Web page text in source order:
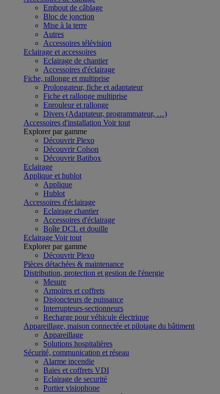
Embout de câblage
Bloc de jonction
Mise à la terre
Autres
Accessoires télévision
Eclairage et accessoires
Eclairage de chantier
Accessoires d'éclairage
Fiche, rallonge et multiprise
Prolongateur, fiche et adaptateur
Fiche et rallonge multiprise
Enrouleur et rallonge
Divers (Adaptateur, programmateur, …)
Accessoires d'installation Voir tout
Explorer par gamme
Découvrir Plexo
Découvrir Colson
Découvrir Batibox
Eclairage
Applique et hublot
Applique
Hublot
Accessoires d'éclairage
Eclairage chantier
Accessoires d'éclairage
Boîte DCL et douille
Eclairage Voir tout
Explorer par gamme
Découvrir Plexo
Pièces détachées & maintenance
Distribution, protection et gestion de l'énergie
Mesure
Armoires et coffrets
Disjoncteurs de puissance
Interrupteurs-sectionneurs
Recharge pour véhicule électrique
Appareillage, maison connectée et pilotage du bâtiment
Appareillage
Solutions hospitalières
Sécurité, communication et réseau
Alarme incendie
Baies et coffrets VDI
Eclairage de securité
Portier visiophone